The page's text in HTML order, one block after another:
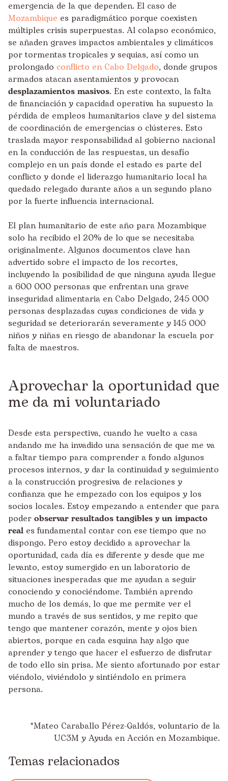
emergencia de la que dependen. El caso de
Mozambique es paradigmático porque coexisten
múltiples crisis superpuestas. Al colapso económico,
se añaden graves impactos ambientales y climáticos
por tormentas tropicales y sequias, así como un
prolongado conflicto en Cabo Delgado, donde grupos
armados atacan asentamientos y provocan
desplazamientos masivos. En este contexto, la falta
de financiación y capacidad operativa ha supuesto la
pérdida de empleos humanitarios clave y del sistema
de coordinación de emergencias o clústeres. Esto
traslada mayor responsabilidad al gobierno nacional
en la conducción de las respuestas, un desafío
complejo en un país donde el estado es parte del
conflicto y donde el liderazgo humanitario local ha
quedado relegado durante años a un segundo plano
por la fuerte influencia internacional.
El plan humanitario de este año para Mozambique
solo ha recibido el 20% de lo que se necesitaba
originalmente. Algunos documentos clave han
advertido sobre el impacto de los recortes,
incluyendo la posibilidad de que ninguna ayuda llegue
a 600 000 personas que enfrentan una grave
inseguridad alimentaria en Cabo Delgado, 245 000
personas desplazadas cuyas condiciones de vida y
seguridad se deteriorarán severamente y 145 000
niños y niñas en riesgo de abandonar la escuela por
falta de maestros.
Aprovechar la oportunidad que
me da mi voluntariado
Desde esta perspectiva, cuando he vuelto a casa
andando me ha invadido una sensación de que me va
a faltar tiempo para comprender a fondo algunos
procesos internos, y dar la continuidad y seguimiento
a la construcción progresiva de relaciones y
confianza que he empezado con los equipos y los
socios locales. Estoy empezando a entender que para
poder observar resultados tangibles y un impacto
real es fundamental contar con ese tiempo que no
dispongo. Pero estoy decidido a aprovechar la
oportunidad, cada día es diferente y desde que me
levanto, estoy sumergido en un laboratorio de
situaciones inesperadas que me ayudan a seguir
conociendo y conociéndome. También aprendo
mucho de los demás, lo que me permite ver el
mundo a través de sus sentidos, y me repito que
tengo que mantener corazón, mente y ojos bien
abiertos, porque en cada esquina hay algo que
aprender y tengo que hacer el esfuerzo de disfrutar
de todo ello sin prisa. Me siento afortunado por estar
viéndolo, viviéndolo y sintiéndolo en primera
persona.
*Mateo Caraballo Pérez-Galdós, voluntario de la
UC3M y Ayuda en Acción en Mozambique.
Temas relacionados